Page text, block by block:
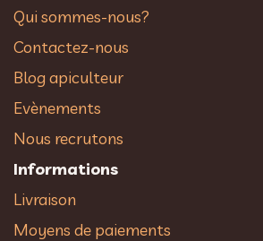
Qui sommes-nous?
Contactez-nous
Blog apiculteur
Evènements
Nous recrutons
Informations
Livraison
Moyens de paiements